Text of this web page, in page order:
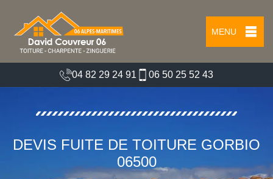
MENU
04 82 29 24 91 06 50 25 52 43
DEVIS FUITE DE TOITURE GORBIO
06500